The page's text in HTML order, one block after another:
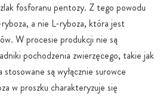
fosforanu pentozy. Z tego powodu
a nie L-ryboza, która jest
W procesie produkcji nie są
pochodzenia zwierzęcego, takie jak
są wyłącznie surowce
w proszku charakteryzuje się